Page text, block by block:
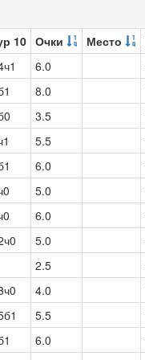
10 Очки Место
6.0
8.0
3.5
5.5
6.0
5.0
6.0
5.0
2.5
4.0
5.5
6.0